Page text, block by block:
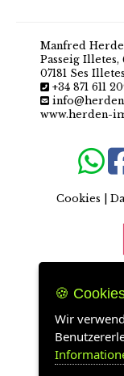
Manfred
Passeig Illetes,
07181 Ses
+34 871 611
www.herden-
Cookies
🍪
Wir